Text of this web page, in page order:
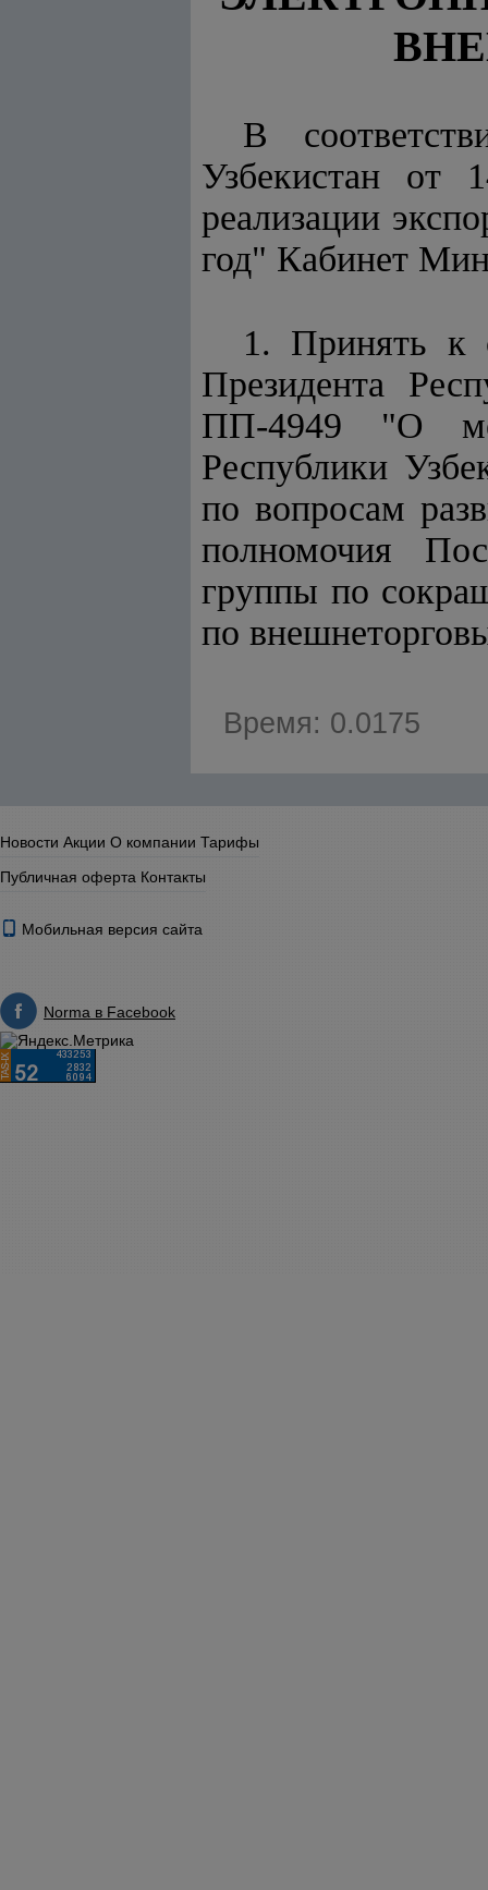
В
Узбекистан
реализации
год" Кабинет
1. Принять к
Президента
ПП-4949 "О
Республики
по вопросам
полномочия
группы по
по
Время: 0.0175
Новости Акции О компании Тарифы
Публичная оферта Контакты
Мобильная версия сайта
Norma в Facebook